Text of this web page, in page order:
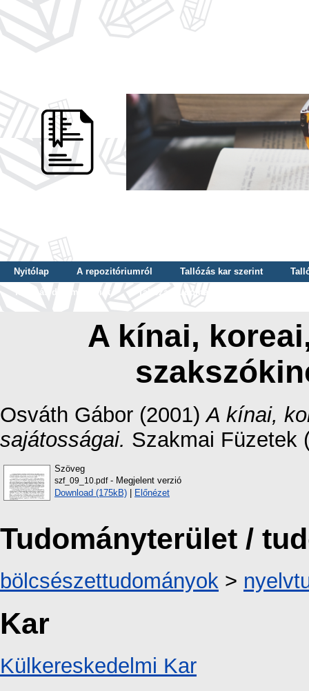
Nyitólap A repozitóriumról Tallózás kar szerint
Tallózás dátum szerint
Tallózás tudományterület szerint
A kínai,
Osváth Gábor (2001)A kínai,
sajátosságai. Szakmai Füzetek
Szöveg
szf_09_10.pdf- Megjelent verzió
Download (175kB) | Előnézet
Tudományterület /
bölcsészettudományok >
Kar
Külkereskedelmi Kar